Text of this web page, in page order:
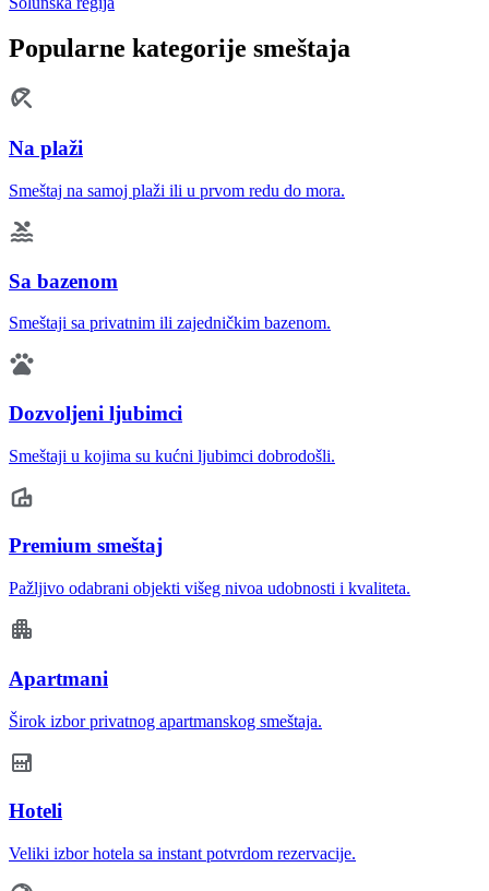
Popularne kategorije smeštaja
Na plaži
Smeštaj na samoj plaži ili u prvom redu do mora.
Sa bazenom
Smeštaji sa privatnim ili zajedničkim bazenom.
Dozvoljeni ljubimci
Smeštaji u kojima su kućni ljubimci dobrodošli.
Premium smeštaj
Pažljivo odabrani objekti višeg nivoa udobnosti i kvaliteta.
Apartmani
Širok izbor privatnog apartmanskog smeštaja.
Hoteli
Veliki izbor hotela sa instant potvrdom rezervacije.